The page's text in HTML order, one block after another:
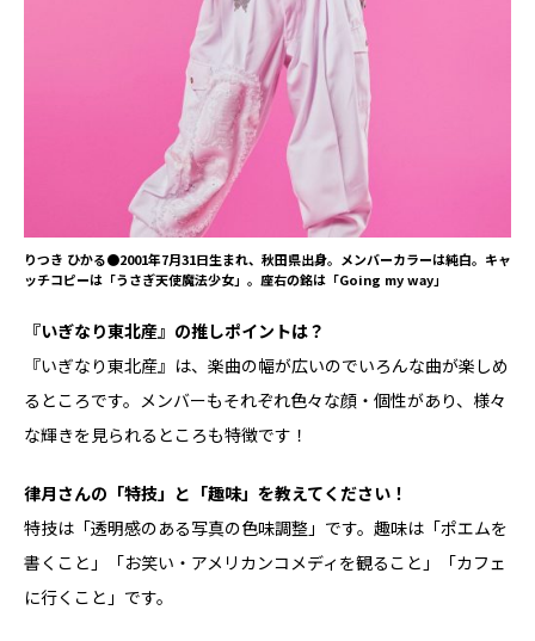
りつき ひかる●2001年7月31日生まれ、秋田県出身。メンバーカラーは純白。キャ
ッチコピーは「うさぎ天使魔法少女」。座右の銘は「Going my way」
――『いぎなり東北産』の推しポイントは？
『いぎなり東北産』は、楽曲の幅が広いのでいろんな曲が楽しめ
るところです。メンバーもそれぞれ色々な顔・個性があり、様々
な輝きを見られるところも特徴です！
――律月さんの「特技」と「趣味」を教えてください！
特技は「透明感のある写真の色味調整」です。趣味は「ポエムを
書くこと」「お笑い・アメリカンコメディを観ること」「カフェ
に行くこと」です。